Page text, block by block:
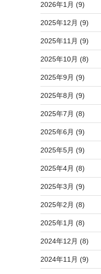
2026年1月 (9)
2025年12月 (9)
2025年11月 (9)
2025年10月 (8)
2025年9月 (9)
2025年8月 (9)
2025年7月 (8)
2025年6月 (9)
2025年5月 (9)
2025年4月 (8)
2025年3月 (9)
2025年2月 (8)
2025年1月 (8)
2024年12月 (8)
2024年11月 (9)